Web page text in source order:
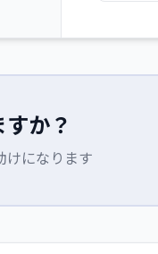
か？
けになります